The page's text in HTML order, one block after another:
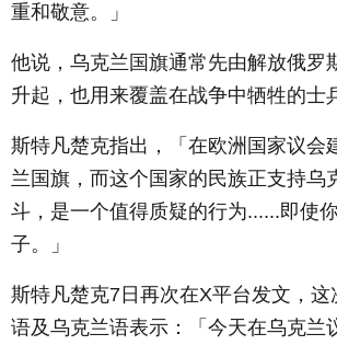
重和敬意。」
他说，乌克兰国旗通常先由解放俄罗
升起，也用来覆盖在战争中牺牲的士
斯特凡楚克指出，「在欧洲国家议会
兰国旗，而这个国家的民族正支持乌
斗，是一个值得质疑的行为......即使
子。」
斯特凡楚克7日再次在X平台发文，
语及乌克兰语表示：「今天在乌克兰